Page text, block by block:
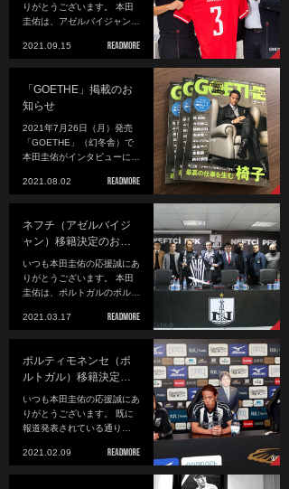
りがとうございます。 本田
圭佑は、アゼルバイジャン…
2021.09.15
「GOETHE」掲載のお
知らせ
2021年7月26日（月）発売
「GOETHE」（幻冬舎）で
本田圭佑がインタビューに…
2021.08.02
ネフチ（アゼルバイジ
ャン）移籍決定のお…
いつも本田圭佑の応援誠にあ
りがとうございます。 本田
圭佑は、ポルトガルのポル…
2021.03.17
ポルティモネンセ（ポ
ルトガル）移籍決定…
いつも本田圭佑の応援誠にあ
りがとうございます。 既に
報道発表されている通り…
2021.02.09